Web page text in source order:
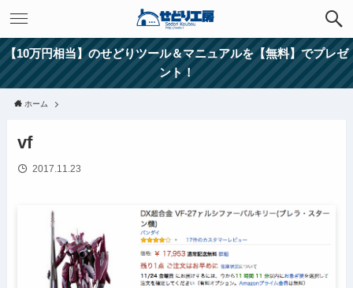
【10万円相当】のせどりツール＆マニュアルを【無料】でプレゼ
ント！
ホーム
vf
2017.11.23